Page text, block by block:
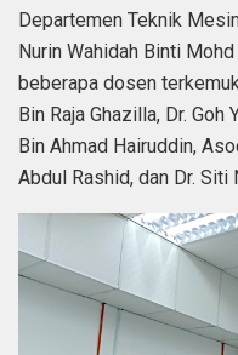
Departemen Teknik
Nurin Wahidah Binti
beberapa dosen
Bin Raja Ghazilla, Dr.
Bin Ahmad Hairuddin,
Abdul Rashid, dan Dr. Siti